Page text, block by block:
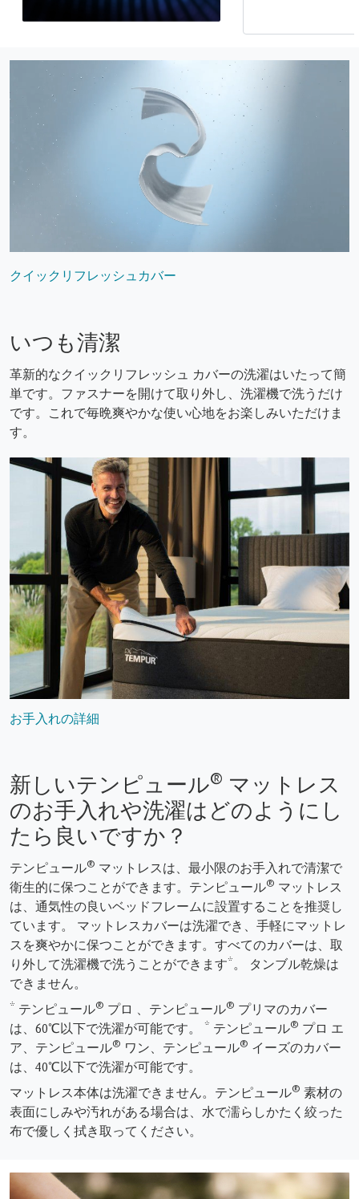
クイックリフレッシュカバー
いつも清潔
革新的なクイックリフレッシュ カバーの洗濯はいたって簡
単です。ファスナーを開けて取り外し、洗濯機で洗うだけ
です。これで毎晩爽やかな使い心地をお楽しみいただけま
す。
お手入れの詳細
新しいテンピュール® マットレス
のお手入れや洗濯はどのようにし
たら良いですか？
テンピュール® マットレスは、最小限のお手入れで清潔で
衛生的に保つことができます。テンピュール® マットレス
は、通気性の良いベッドフレームに設置することを推奨し
ています。 マットレスカバーは洗濯でき、手軽にマットレ
スを爽やかに保つことができます。すべてのカバーは、取
り外して洗濯機で洗うことができます*。 タンブル乾燥は
できません。
* テンピュール® プロ 、テンピュール® プリマのカバー
は、60℃以下で洗濯が可能です。 * テンピュール® プロ エ
ア、テンピュール® ワン、テンピュール® イーズのカバー
は、40℃以下で洗濯が可能です。
マットレス本体は洗濯できません。テンピュール® 素材の
表面にしみや汚れがある場合は、水で濡らしかたく絞った
布で優しく拭き取ってください。